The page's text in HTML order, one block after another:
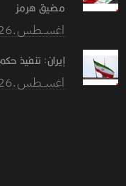
مضيق هرمز
03 اغســطس.2026 - 1:11
إيران: تنفيذ
03 اغســطس.2026 - 19:47